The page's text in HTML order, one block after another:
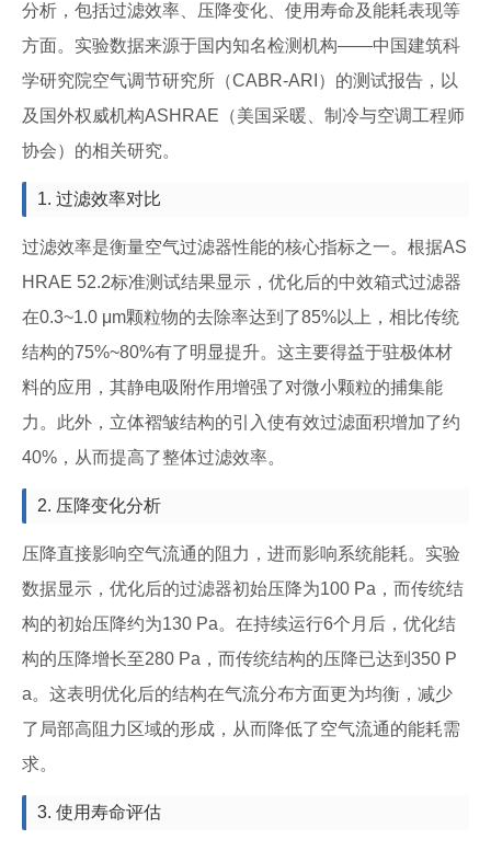
分析，包括过滤效率、压降变化、使用寿命及能耗表现等
方面。实验数据来源于国内知名检测机构——中国建筑科
学研究院空气调节研究所（CABR-ARI）的测试报告，以
及国外权威机构ASHRAE（美国采暖、制冷与空调工程师
协会）的相关研究。
1. 过滤效率对比
过滤效率是衡量空气过滤器性能的核心指标之一。根据AS
HRAE 52.2标准测试结果显示，优化后的中效箱式过滤器
在0.3~1.0 μm颗粒物的去除率达到了85%以上，相比传统
结构的75%~80%有了明显提升。这主要得益于驻极体材
料的应用，其静电吸附作用增强了对微小颗粒的捕集能
力。此外，立体褶皱结构的引入使有效过滤面积增加了约
40%，从而提高了整体过滤效率。
2. 压降变化分析
压降直接影响空气流通的阻力，进而影响系统能耗。实验
数据显示，优化后的过滤器初始压降为100 Pa，而传统结
构的初始压降约为130 Pa。在持续运行6个月后，优化结
构的压降增长至280 Pa，而传统结构的压降已达到350 P
a。这表明优化后的结构在气流分布方面更为均衡，减少
了局部高阻力区域的形成，从而降低了空气流通的能耗需
求。
3. 使用寿命评估